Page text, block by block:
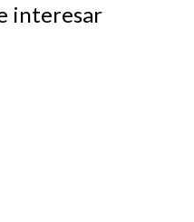
interesar